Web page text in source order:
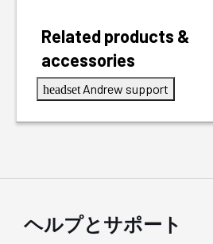
Related products &
accessories
headset Andrew support
ヘルプとサポート